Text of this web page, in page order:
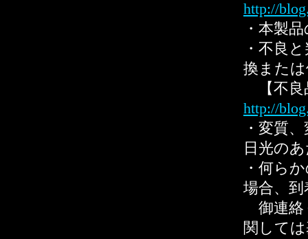
http://
・本製
・不良
換また
【不
http://
・変質
日光の
・何ら
場合、
御連絡
関して